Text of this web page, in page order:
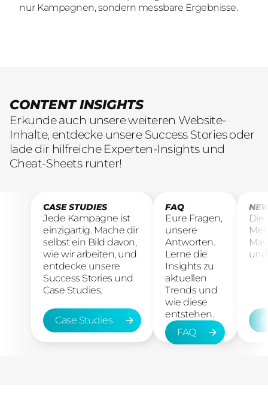
nur Kampagnen, sondern messbare Ergebnisse.
nur Kampagnen, sondern messbare Ergebnisse.
engagierten Menschen, die mit kreativen Ideen
und LeidenschaftConsumer Brands auf Social
CONTENT INSIGHTS
Erkunde auch unsere weiteren Website-
Inhalte, entdecke unsere Success Stories oder
lade dir hilfreiche Experten-Insights und
Cheat-Sheets runter!
CASE STUDIES
Jede Kampagne ist
einzigartig. Mache dir
selbst ein Bild davon,
wie wir arbeiten, und
entdecke unsere
Success Stories und
Case Studies.
Case Studies
Case Studies
FAQ
Eure Fragen,
unsere
Antworten.
Lerne die
Insights zu
aktuellen
Trends und
wie diese
entstehen.
FAQ
FAQ
Die